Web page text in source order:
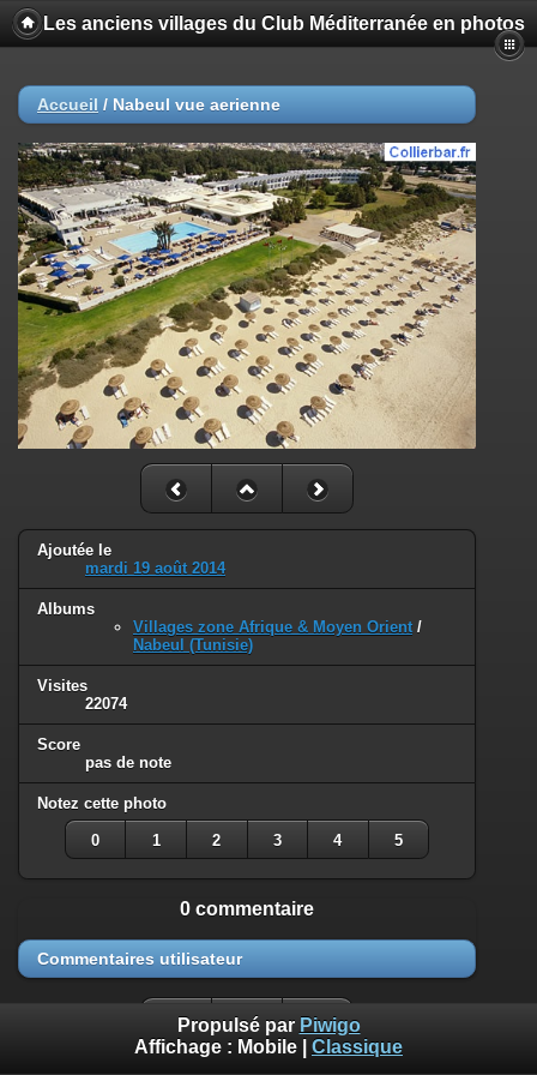
Les anciens villages du Club Méditerranée en photos
Accueil / Nabeul vue aerienne
Ajoutée le
mardi 19 août 2014
Albums
Villages zone Afrique & Moyen Orient /
Nabeul (Tunisie)
Visites
22074
Score
pas de note
Notez cette photo
0 1 2 3 4 5
0 commentaire
Commentaires utilisateur
Propulsé par Piwigo
Affichage : Mobile Classique